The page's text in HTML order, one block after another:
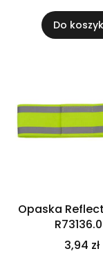
Do
Opaska
3,94 zł